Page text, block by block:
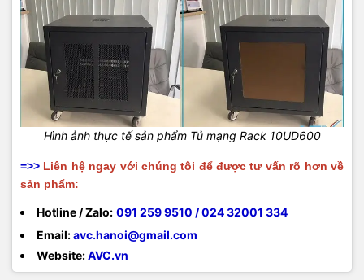
Hình ảnh thực tế sản phẩm Tủ mạng Rack 10UD600
=>> Liên hệ ngay với chúng tôi để được tư vấn rõ hơn về
sản phẩm:
Hotline / Zalo: 091 259 9510 / 024 32001 334
Email:avc.hanoi@gmail.com
Website:AVC.vn